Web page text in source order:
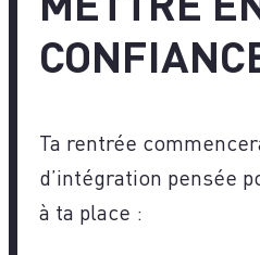
Ta rentrée
d’intégration pensée
à ta place :